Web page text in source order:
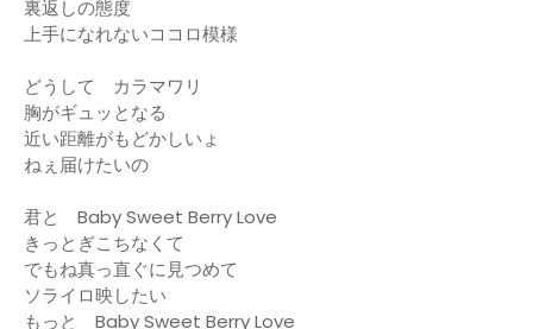
裏返しの態度
上手になれないココロ模様
どうして カラマワリ
胸がギュッとなる
近い距離がもどかしいょ
ねぇ届けたいの
君と Baby Sweet Berry Love
きっとぎこちなくて
でもね真っ直ぐに見つめて
ソライロ映したい
もっと Baby Sweet Berry Love